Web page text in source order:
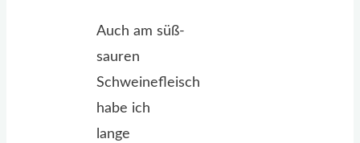
Auch am süß-
sauren
Schweinefleisch
habe ich
lange